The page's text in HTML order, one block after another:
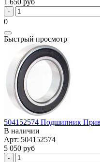
0
Быстрый просмотр
504152574 Подшипник
В наличии
Арт: 504152574
5 050 руб